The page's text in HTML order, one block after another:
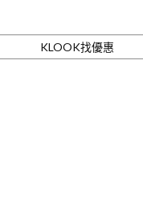
KLOOK找優惠